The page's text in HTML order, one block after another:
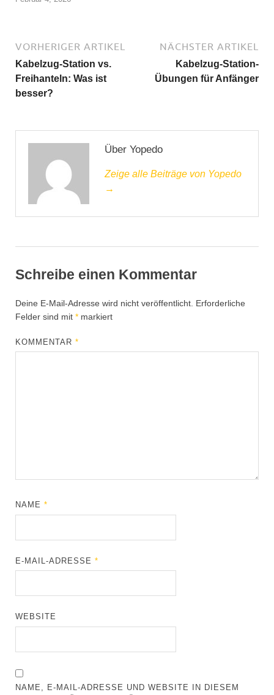
VORHERIGER ARTIKEL
Kabelzug-Station vs.
Freihanteln: Was ist
besser?
NÄCHSTER ARTIKEL
Kabelzug-Station-
Übungen für Anfänger
Über Yopedo
Zeige alle Beiträge von Yopedo
→
Schreibe einen Kommentar
Deine E-Mail-Adresse wird nicht veröffentlicht. Erforderliche
Felder sind mit * markiert
KOMMENTAR*
NAME*
E-MAIL-ADRESSE*
WEBSITE
NAME, E-MAIL-ADRESSE UND WEBSITE IN DIESEM